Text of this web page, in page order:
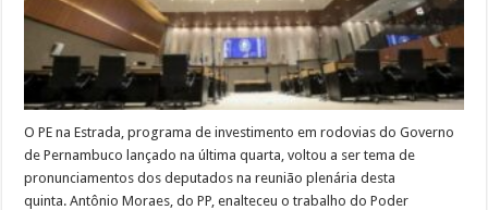
O PE na Estrada, programa de investimento em rodovias do Governo
de Pernambuco lançado na última quarta, voltou a ser tema de
pronunciamentos dos deputados na reunião plenária desta
quinta. Antônio Moraes, do PP, enalteceu o trabalho do Poder